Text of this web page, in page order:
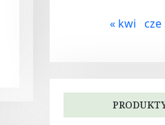
« kwi cze